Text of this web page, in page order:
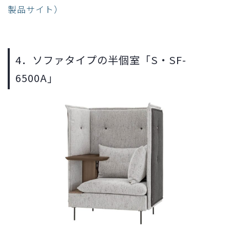
製品サイト）
4．ソファタイプの半個室「S・SF-
6500A」